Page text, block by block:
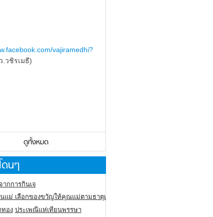
vajiramedhi?
.วชิรเมธี)
ดูทั้งหมด
ดนๆ
กการกินเจ
แม่ เลือกของขวัญให้คุณแม่ตามธาตุเกิด
ทอง ประเพณีแห่เทียนพรรษา